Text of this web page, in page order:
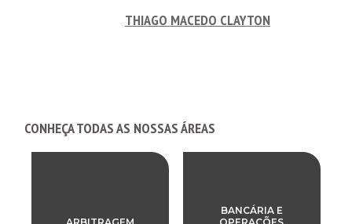
THIAGO MACEDO CLAYTON
CONHEÇA TODAS AS NOSSAS ÁREAS
BANCÁRIA E